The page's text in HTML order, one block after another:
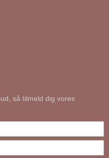
så tilmeld dig vores